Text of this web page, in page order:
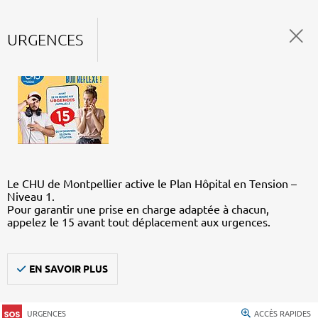
URGENCES
Le CHU de Montpellier active le Plan Hôpital en Tension –
Niveau 1.
Pour garantir une prise en charge adaptée à chacun,
appelez le 15 avant tout déplacement aux urgences.
EN SAVOIR PLUS
URGENCES ACCÈS RAPIDES